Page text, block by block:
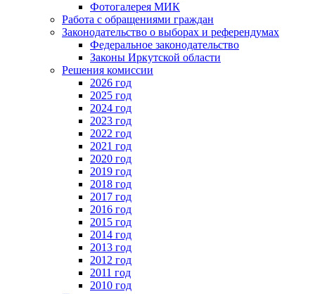
Фотогалерея МИК
Работа с обращениями граждан
Законодательство о выборах и референдумах
Федеральное законодательство
Законы Иркутской области
Решения комиссии
2026 год
2025 год
2024 год
2023 год
2022 год
2021 год
2020 год
2019 год
2018 год
2017 год
2016 год
2015 год
2014 год
2013 год
2012 год
2011 год
2010 год